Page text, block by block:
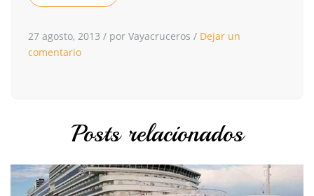
27 agosto, 2013 / por Vayacruceros / Dejar un
comentario
Posts relacionados